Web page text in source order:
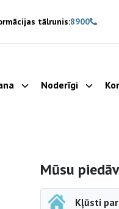
tālrunis:8900
Parādīt apakšizvēlni
Noderīgi Parādīt
Sāna
Mūsu
Kļūsti